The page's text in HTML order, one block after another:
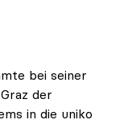
bei seiner
der
in die uniko